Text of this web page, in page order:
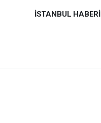
İSTANBUL HABERİ